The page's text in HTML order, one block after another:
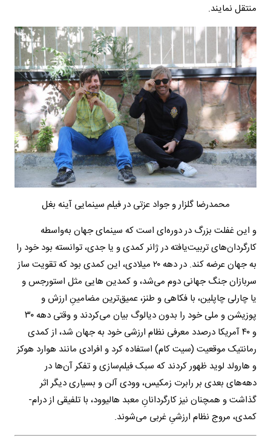
منتقل نمایند.
محمدرضا گلزار و جواد عزتی در فیلم سینمایی آینه بغل
و این غفلت بزرگ در دوره‌ای است که سینمای جهان به‌واسطه
کارگردان‌های تربیت‌یافته در ژانر کمدی و یا جدی، توانسته بود خود را
به جهان عرضه کند. در دهه ۲۰ میلادی، این کمدی بود که تقویت ساز
سربازان جنگ جهانی دوم می‌شد، و کمدین هایی مثل استورجس و
یا چارلی چاپلین، با فکاهی و طنز، عمیق‌ترین مضامینِ ارزش و
پوزیشن و ملی خود را بدون دیالوگ بیان می‌کردند و وقتی دهه ۳۰
و ۴۰ آمریکا درصدد معرفی نظام ارزشی خود به جهان شد، از کمدی
رمانتیک موقعیت (سیت کام) استفاده کرد و افرادی مانند هوارد هوکز
و هارولد لوید ظهور کردند که سبک فیلم‌سازی و تفکر آن‌ها در
دهه‌های بعدی بر رابرت زمکیس، وودی آلن و بسیاری دیگر اثر
گذاشت و همچنان نیز کارگردانانِ معبد هالیوود، با تلفیقی از درام-
کمدی، مروج نظام ارزشیِ غربی می‌شوند.